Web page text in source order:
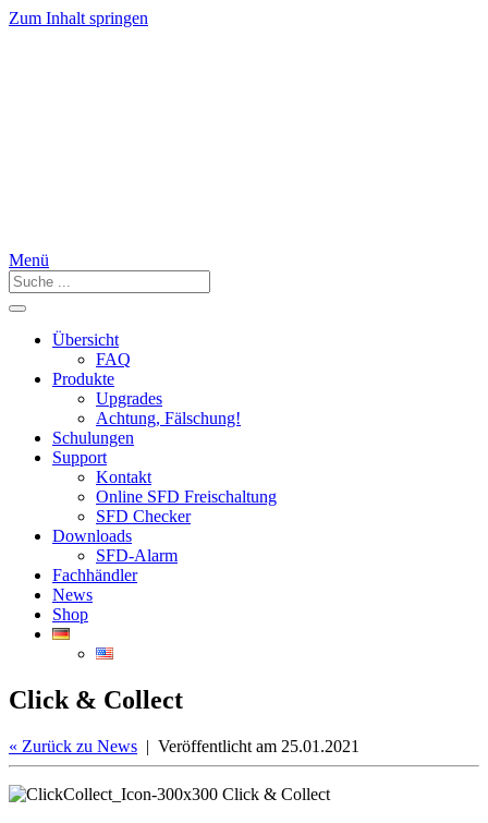
Zum Inhalt springen
Menü
Übersicht
FAQ
Produkte
Upgrades
Achtung, Fälschung!
Schulungen
Support
Kontakt
Online SFD Freischaltung
SFD Checker
Downloads
SFD-Alarm
Fachhändler
News
Shop
Click & Collect
« Zurück zu News | Veröffentlicht am 25.01.2021